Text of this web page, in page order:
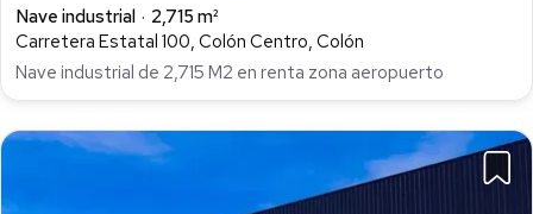
Nave industrial
2,715 m²
Carretera Estatal 100, Colón Centro, Colón
Nave industrial de 2,715 M2 en renta zona aeropuerto